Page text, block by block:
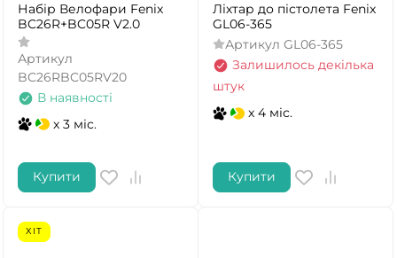
Набір Велофари Fenix
BC26R+BC05R V2.0
Артикул
BC26RBC05RV20
В наявності
x 3 міс.
Купити
Ліхтар до пістолета Fenix
GL06-365
Артикул GL06-365
Залишилось декілька
штук
x 4 міс.
Купити
ХІТ